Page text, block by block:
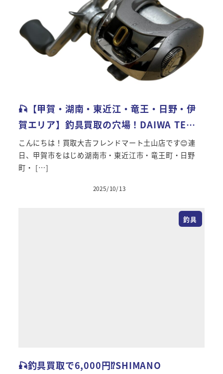
🎣【甲賀・湖南・東近江・竜王・日野・伊
賀エリア】釣具買取の穴場！DAIWA TE…
こんにちは！買取大吉フレンドマート土山店です😊連
日、甲賀市をはじめ湖南市・東近江市・竜王町・日野
町・ […]
投稿日
2025/10/13
釣具
🎣釣具買取で6,000円⁉SHIMANO